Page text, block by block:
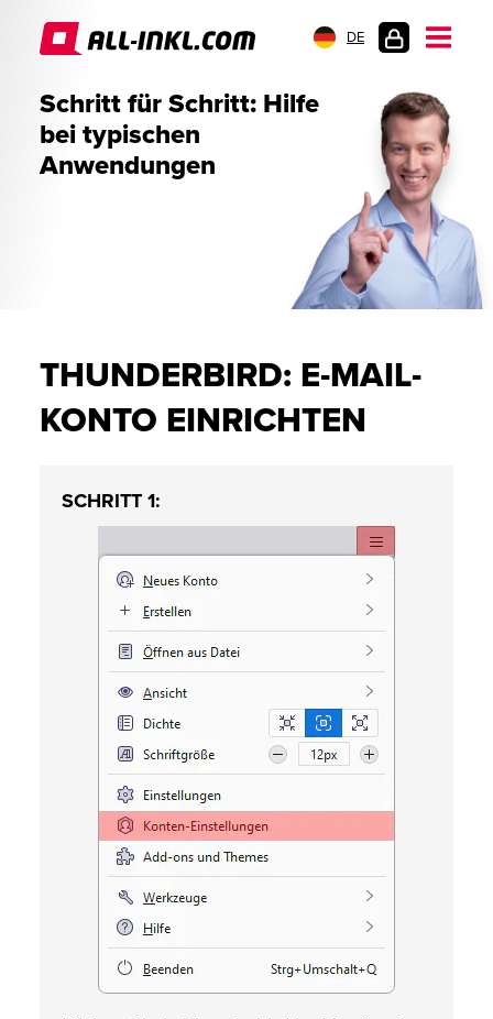
DE
Schritt für Schritt: Hilfe
bei typischen
Anwendungen
THUNDERBIRD: E-MAIL-
KONTO EINRICHTEN
SCHRITT 1: